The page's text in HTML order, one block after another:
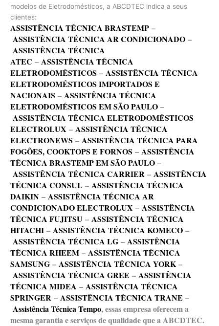
modelos de Eletrodomésticos, a ABCDTEC indica a seus
clientes:
ASSISTÊNCIA TÉCNICA BRASTEMP –
ASSISTÊNCIA TÉCNICA AR CONDICIONADO –
ASSISTÊNCIA TÉCNICA
ATEC –ASSISTÊNCIA TÉCNICA
ELETRODOMÉSTICOS –ASSISTÊNCIA TÉCNICA
ELETRODOMÉSTICOS IMPORTADOS E
NACIONAIS –ASSISTÊNCIA TÉCNICA
ELETRODOMÉSTICOS EM SÃO PAULO –
ASSISTÊNCIA TÉCNICA ELETRODOMÉSTICOS
ELECTROLUX –ASSISTÊNCIA TÉCNICA
ELECTRONEWS –ASSISTÊNCIA TÉCNICA PARA
FOGÕES, COOKTOPS E FORNOS –ASSISTÊNCIA
TÉCNICA BRASTEMP EM SÃO PAULO –
ASSISTÊNCIA TÉCNICA CARRIER –ASSISTÊNCIA
TÉCNICA CONSUL –ASSISTÊNCIA TÉCNICA
DAIKIN –ASSISTÊNCIA TÉCNICA AR
CONDICIONADO ELECTROLUX –ASSISTÊNCIA
TÉCNICA FUJITSU –ASSISTÊNCIA TÉCNICA
HITACHI –ASSISTÊNCIA TÉCNICA KOMECO –
ASSISTÊNCIA TÉCNICA LG –ASSISTÊNCIA
TÉCNICA RHEEM –ASSISTÊNCIA TÉCNICA
SAMSUNG –ASSISTÊNCIA TÉCNICA YORK–
ASSISTÊNCIA TÉCNICA GREE –ASSISTÊNCIA
TÉCNICA MIDEA –ASSISTÊNCIA TÉCNICA
SPRINGER –ASSISTÊNCIA TÉCNICA TRANE –
Assistência Técnica Tempo, essas empresa oferecem a
mesma garantia e serviços de qualidade que a ABCDTEC.